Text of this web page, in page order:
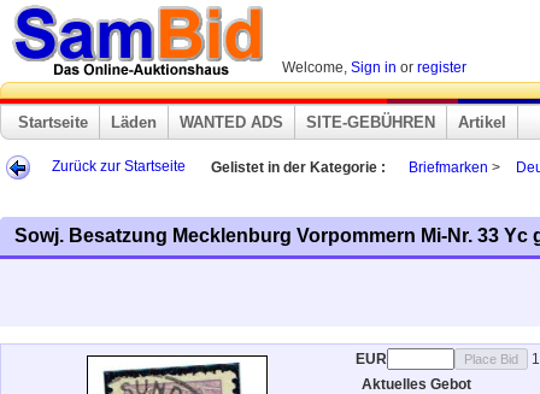
Welcome, Sign in or register
Startseite Läden WANTED ADS SITE-GEBÜHREN Artikel
Zurück zur Startseite Gelistet in der Kategorie : Briefmarken >
Sowj. Besatzung Mecklenburg Vorpommern Mi-Nr. 33 Yc
EUR
Aktuelles Gebot